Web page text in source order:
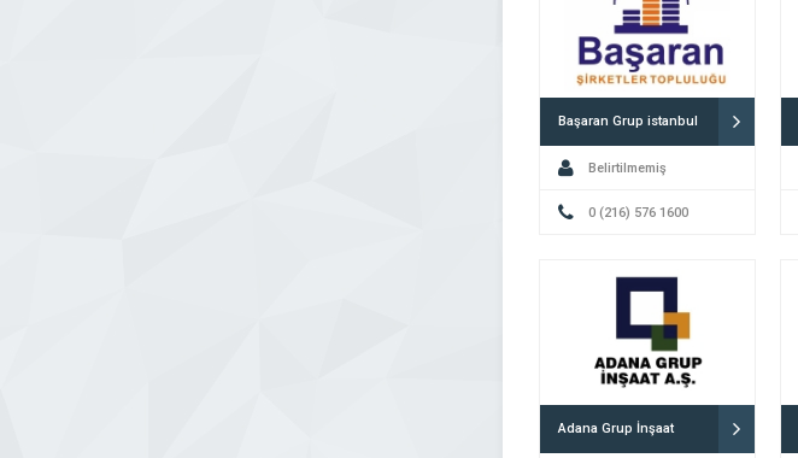
Başaran Grup istanbul
Belirtilmemiş
0 (216) 576 1600
Adana Grup İnşaat